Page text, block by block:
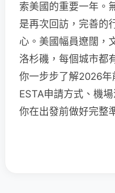
索美國的重要一年。
是再次回訪，完善的
心。美國幅員遼闊，
洛杉磯，每個城市都
你一步步了解2026
ESTA申請方式、機
你在出發前做好完整